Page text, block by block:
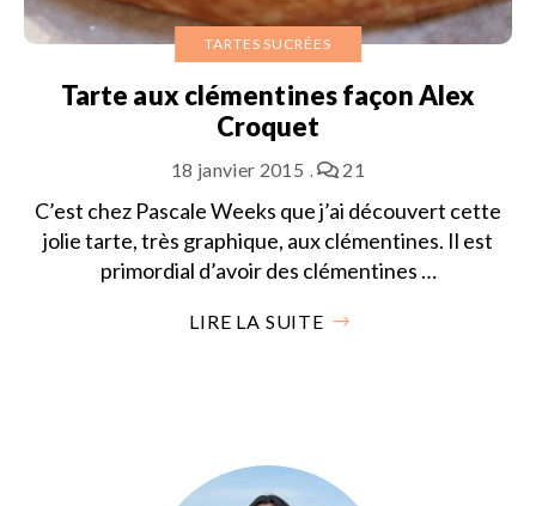
TARTES SUCRÉES
Tarte aux clémentines façon Alex
Croquet
18 janvier 2015 21
C’est chez Pascale Weeks que j’ai découvert cette
jolie tarte, très graphique, aux clémentines. Il est
primordial d’avoir des clémentines …
LIRE LA SUITE